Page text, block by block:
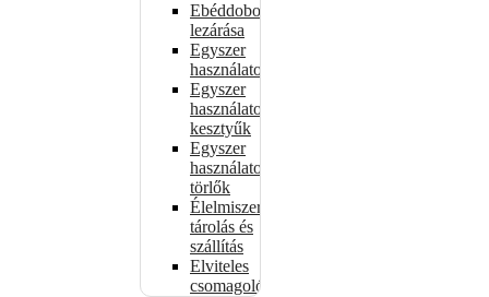
Ebéddobozok
lezárása
Egyszer
használatos
Egyszer
használatos
kesztyűk
Egyszer
használatos
törlők
Élelmiszer-
tárolás és
szállítás
Elviteles
csomagolóanyagok